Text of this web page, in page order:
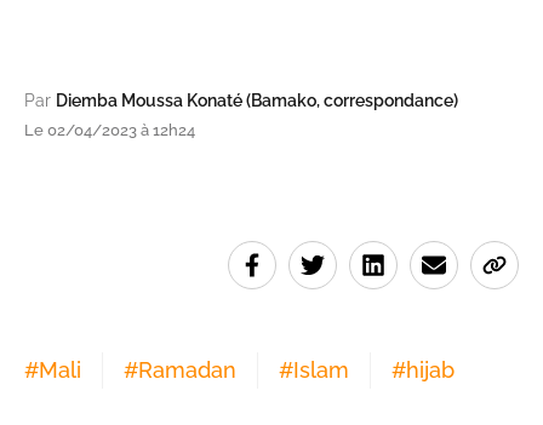
Par Diemba Moussa Konaté (Bamako, correspondance)
Le 02/04/2023 à 12h24
#Mali #Ramadan #Islam #hijab